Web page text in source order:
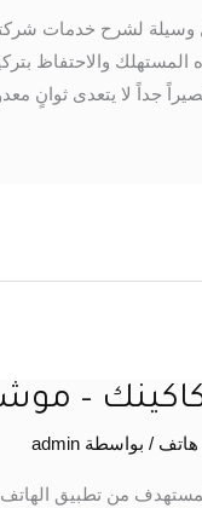
المستهلك
قصيراً جداً لا يتعدى ثوانٍ
–
/ بواسطة admin
من تطبيق